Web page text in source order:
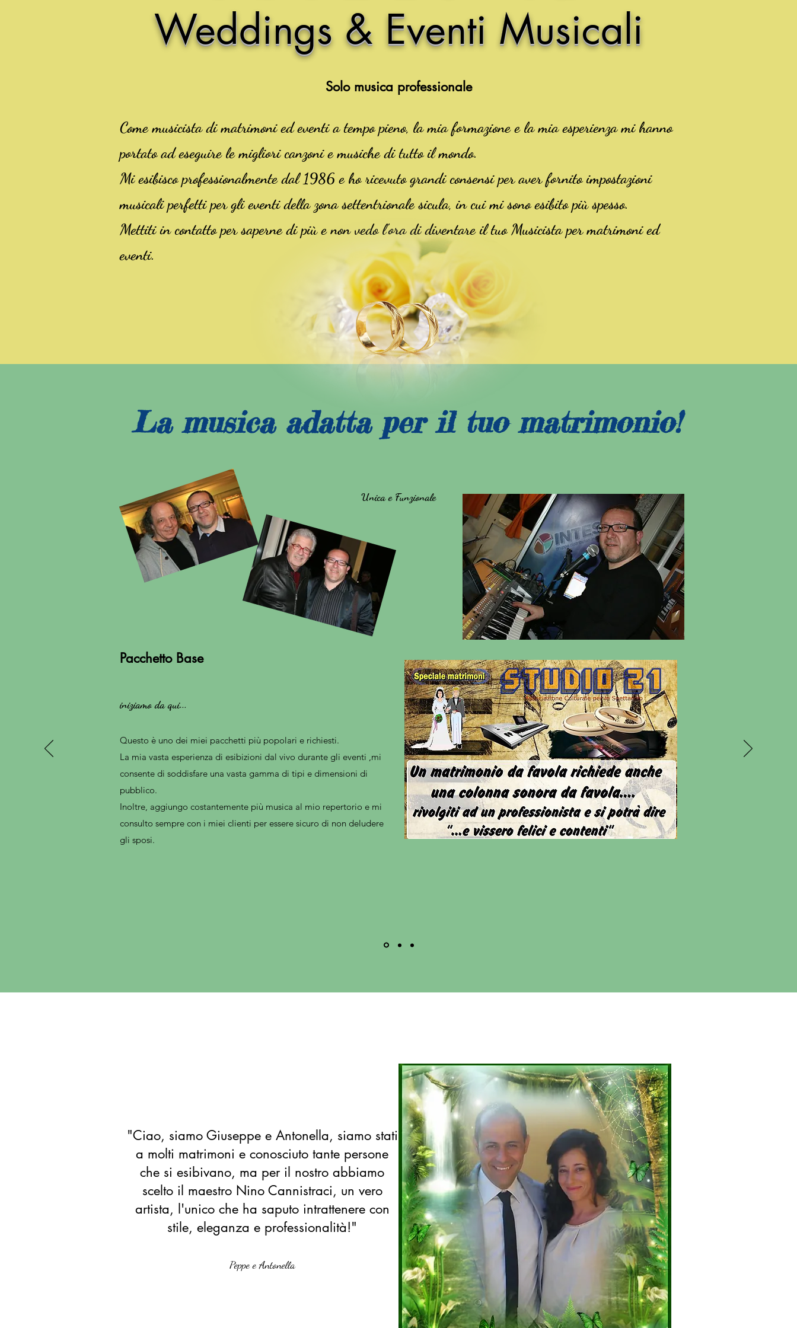
Weddings & Eventi Musicali
Solo musica professionale
Come musicista di matrimoni ed eventi a tempo pieno, la mia formazione e la mia esperienza mi hanno
portato ad eseguire le migliori canzoni e musiche di tutto il mondo.
Mi esibisco professionalmente dal 1986 e ho ricevuto grandi consensi per aver fornito impostazioni
musicali perfetti per gli eventi della zona settentrionale sicula, in cui mi sono esibito più spesso.
Mettiti in contatto per saperne di più e non vedo l'ora di diventare il tuo Musicista per matrimoni ed
eventi.
La musica adatta per il tuo matrimonio!
Unica e Funzionale
Pacchetto Base
iniziamo da qui...
Questo è uno dei miei pacchetti più popolari e richiesti.
La mia vasta esperienza di esibizioni dal vivo durante gli eventi ,mi
consente di soddisfare una vasta gamma di tipi e dimensioni di
pubblico.
Inoltre, aggiungo costantemente più musica al mio repertorio e mi
consulto sempre con i miei clienti per essere sicuro di non deludere
gli sposi.
"Ciao, siamo Giuseppe e Antonella, siamo stati
a molti matrimoni e conosciuto tante persone
che si esibivano, ma per il nostro abbiamo
scelto il maestro Nino Cannistraci, un vero
artista, l'unico che ha saputo intrattenere con
stile, eleganza e professionalità!"
Peppe e Antonella